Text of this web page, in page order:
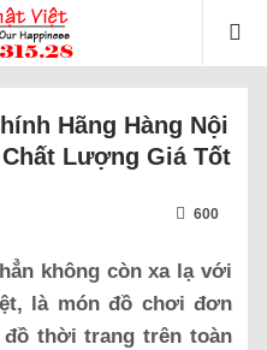
Hãng Hàng Nội
Lượng Giá Tốt
600
không còn xa lạ với
là món đồ chơi đơn
thời trang trên toàn